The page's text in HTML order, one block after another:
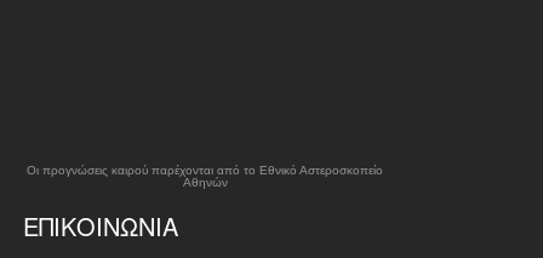
Οι προγνώσεις καιρού παρέχονται από το Εθνικό Αστεροσκοπείο
Αθηνών
ΕΠΙΚΟΙΝΩΝΊΑ